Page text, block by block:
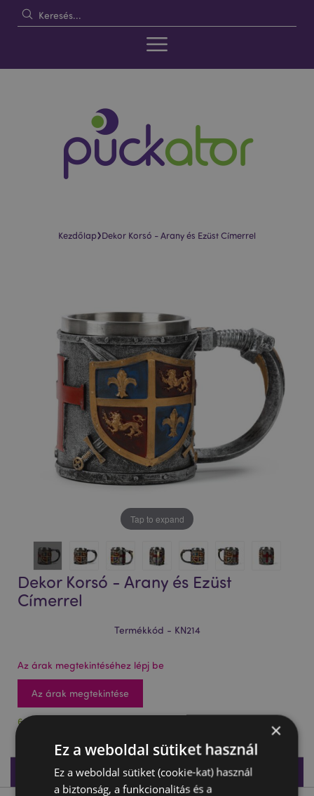
Kezdőlap›Dekor Korsó - Arany és Ezüst Címerrel
Tap to expand
Dekor Korsó - Arany és Ezüst
Címerrel
Termékkód - KN214
Az árak megtekintéséhez lépj be
Az árak megtekintése
623 db készleten
Termékleírás
×
Ez a weboldal sütiket használ
Ez a weboldal sütiket (cookie-kat) használ
a biztonság, a funkcionalitás és a